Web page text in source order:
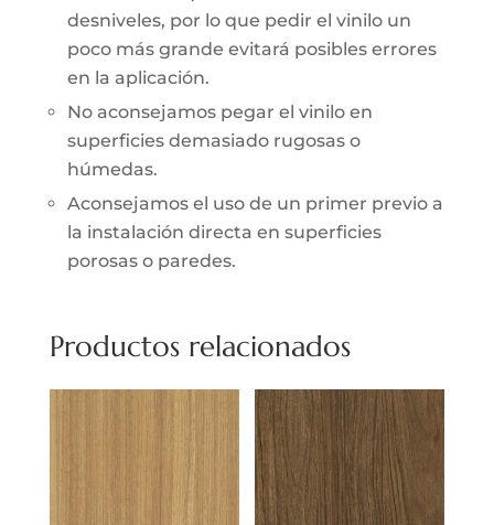
desniveles, por lo que pedir el vinilo un
poco más grande evitará posibles errores
en la aplicación.
No aconsejamos pegar el vinilo en
superficies demasiado rugosas o
húmedas.
Aconsejamos el uso de un primer previo a
la instalación directa en superficies
porosas o paredes.
Productos relacionados